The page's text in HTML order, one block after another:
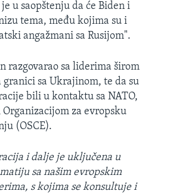
u saopštenju da će Biden i
tema, među kojima su i
angažmani sa Rusijom".
razgovarao sa liderima širom
granici sa Ukrajinom, te da su
bili u kontaktu sa NATO,
za evropsku
(OSCE).
i dalje je uključena u
sa našim evropskim
s kojima se konsultuje i